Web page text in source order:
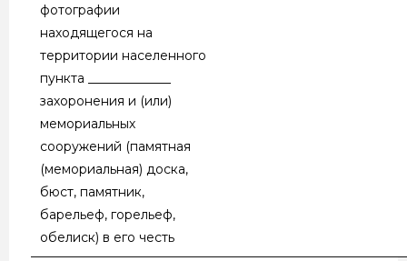
фотографии
находящегося на
территории населенного
пункта _____________
захоронения и (или)
мемориальных
сооружений (памятная
(мемориальная) доска,
бюст, памятник,
барельеф, горельеф,
обелиск) в его честь